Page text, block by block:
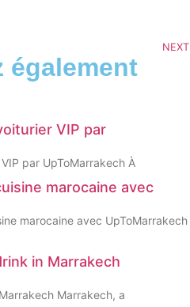
NEXT
également
VIP par
par UpToMarrakech À
marocaine avec
marocaine avec UpToMarrakech
in Marrakech
Marrakech, a